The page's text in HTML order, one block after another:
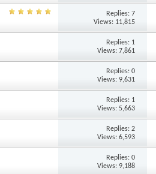
Replies: 7
Views: 11,815
Replies: 1
Views: 7,861
Replies: 0
Views: 9,631
Replies: 1
Views: 5,663
Replies: 2
Views: 6,593
Replies: 0
Views: 9,188